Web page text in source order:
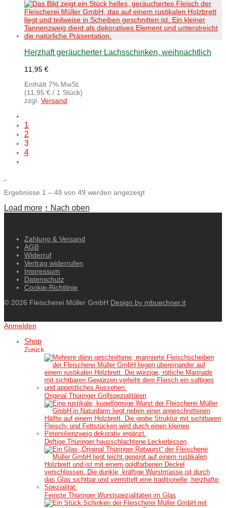
Herzhaft geräucherter Lachsschinken, weihnachtlich
11,95 €
Enthält 7% MwSt.
(11,95 € / 1 Stück)
zzgl. Versand
1
2
3
4
Ergebnisse 1 – 48 von 49 werden angezeigt
Load more ↑ Nach oben
Zahlung & Versand
AGB
Widerruf
Vertrag widerrufen
Impressum
Datenschutz
Cookie-Richtlinie
© 2026 Fleischerei Müller GmbH Design by mbuechner.it
Anmelden
Shop
Zurück
Original Thüringer Grillspezialitäten
Deftige Thüringer hausschlachtene Leckerbissen
Feinste Thüringer Wurstspezialitäten im Glas